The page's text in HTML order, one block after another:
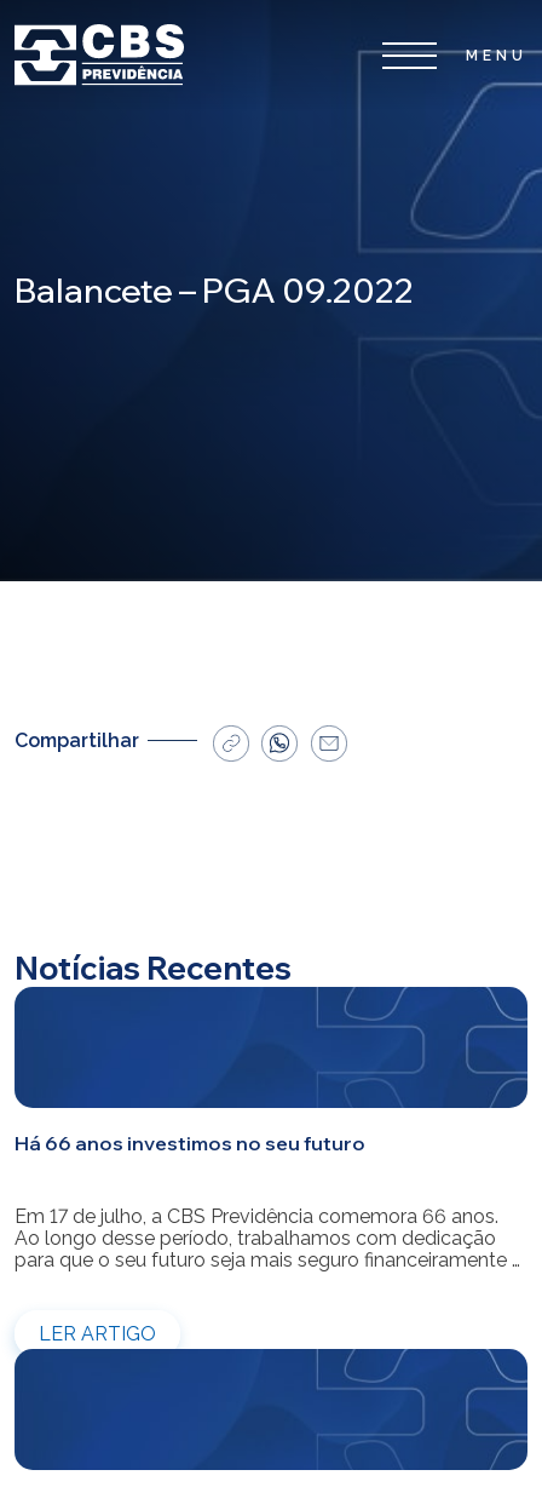
Balancete – PGA 09.2022
Compartilhar
Notícias Recentes
Há 66 anos investimos no seu futuro
Em 17 de julho, a CBS Previdência comemora 66 anos.
Ao longo desse período, trabalhamos com dedicação
para que o seu futuro seja mais seguro financeiramente e
eficiência e transparência os recursos dos nossos mais
de 39 mil participantes. Temos […]
LER ARTIGO